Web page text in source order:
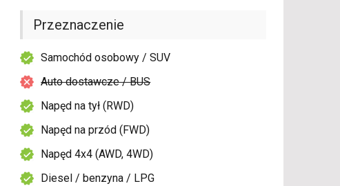
Przeznaczenie
Samochód osobowy / SUV
Auto dostawcze / BUS
Napęd na tył (RWD)
Napęd na przód (FWD)
Napęd 4x4 (AWD, 4WD)
Diesel / benzyna / LPG